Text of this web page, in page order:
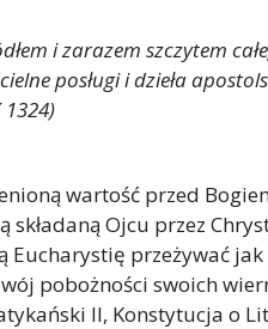
i zarazem szczytem
posługi i dzieła
wartość przed
składaną Ojcu przez
Eucharystię przeżywać
pobożności swoich
II, Konstytucja o